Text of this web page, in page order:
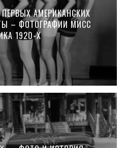
АМЕРИКАНСКИХ
– ФОТОГРАФИИ МИСС
1920-Х